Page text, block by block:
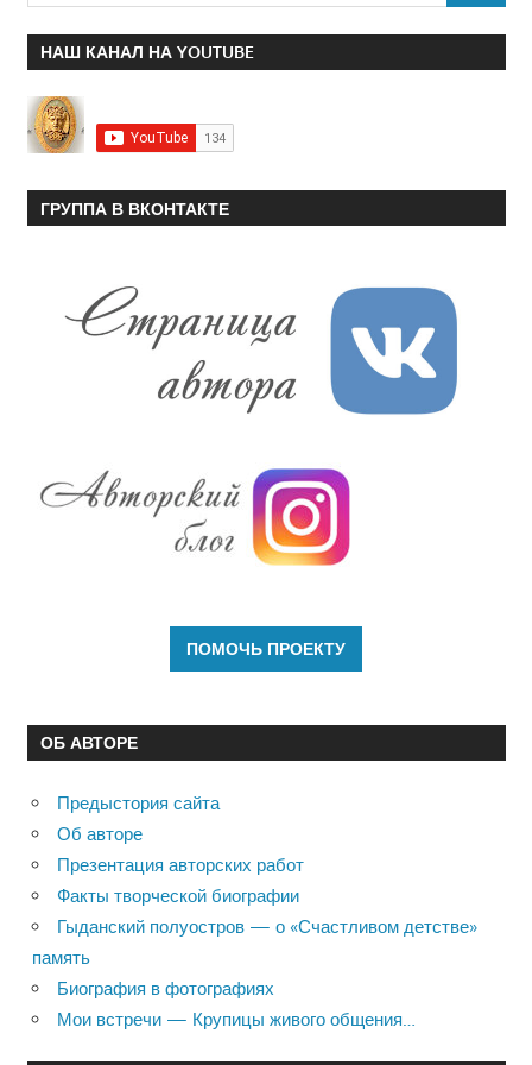
НАШ КАНАЛ НА YOUTUBE
ГРУППА В ВКОНТАКТЕ
ОБ АВТОРЕ
Предыстория сайта
Об авторе
Презентация авторских работ
Факты творческой биографии
Гыданский полуостров — о «Счастливом детстве»
память
Биография в фотографиях
Мои встречи — Крупицы живого общения…